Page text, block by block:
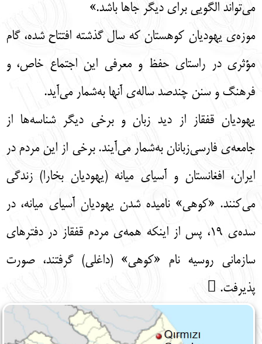
می‌تواند الگویی برای دیگر جاها باشد.»
موزه‌ی یهودیان کوهستان که سال گذشته افتتاح شده، گام
مؤثری در راستای حفظ و معرفی این اجتماع خاص، و
فرهنگ و سنن چندصد ساله‌ی آنها به‌شمار می‌آید.
یهودیان قفقاز از دید زبان و برخی دیگر شناسه‌ها از
جامعه‌ی فارسی‌زبانان به‌شمار می‌آیند. برخی از این مردم در
ایران، افغانستان و آسیای میانه (یهودیان بخارا) زندگی
می‌کنند. «کوهی» نامیده شدن یهودیان آسیای میانه، در
سده‌ی ۱۹، پس از اینکه همه‌ی مردم قفقاز در دفترهای
سازمانی روسیه نام «کوهی» (داغلی) گرفتند، صورت
پذیرفت. 